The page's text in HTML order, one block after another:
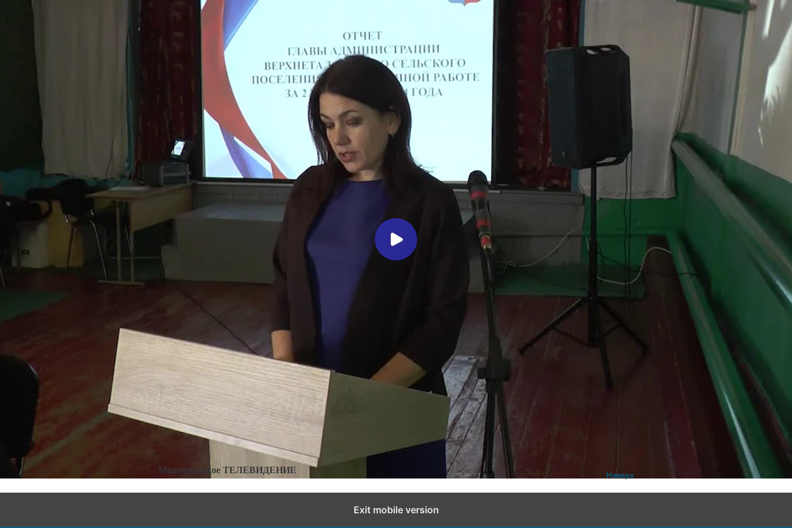
Миллеровское ТЕЛЕВИДЕНИЕ
Отчёт главы администрации Верхнеталовского сельского
поселения
Миллеровское ТВ
Отчёт главы администрации Верхнеталовского сельского поселения
Категории: Новости Новости города и района
Миллеровское ТЕЛЕВИДЕНИЕ Наверх
Exit mobile version